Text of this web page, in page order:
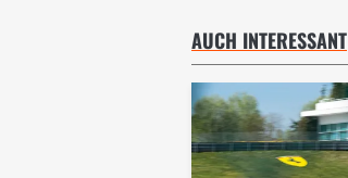
AUCH INTERESSANT